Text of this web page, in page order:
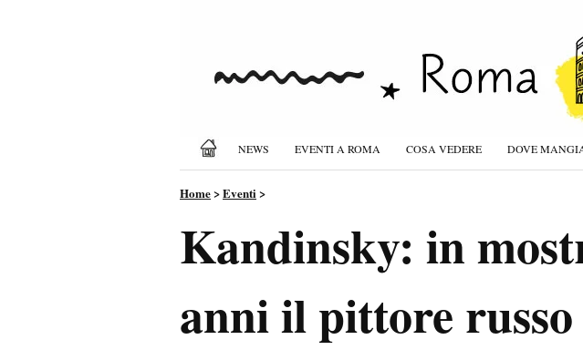
NEWS EVENTI A ROMA COSA VEDERE DOVE
Home>Eventi>
Kandinsky: in
anni il pittore